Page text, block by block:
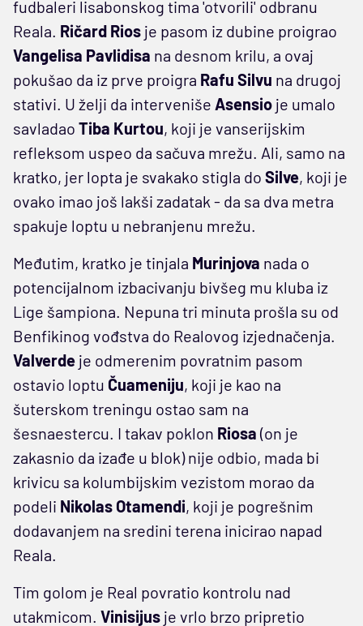
fudbaleri lisabonskog tima 'otvorili' odbranu
Reala. Ričard Rios je pasom iz dubine proigrao
Vangelisa Pavlidisa na desnom krilu, a ovaj
pokušao da iz prve proigra Rafu Silvu na drugoj
stativi. U želji da interveniše Asensio je umalo
savladao Tiba Kurtou, koji je vanserijskim
refleksom uspeo da sačuva mrežu. Ali, samo na
kratko, jer lopta je svakako stigla do Silve, koji je
ovako imao još lakši zadatak - da sa dva metra
spakuje loptu u nebranjenu mrežu.
Međutim, kratko je tinjala Murinjova nada o
potencijalnom izbacivanju bivšeg mu kluba iz
Lige šampiona. Nepuna tri minuta prošla su od
Benfikinog vođstva do Realovog izjednačenja.
Valverde je odmerenim povratnim pasom
ostavio loptu Čuameniju, koji je kao na
šuterskom treningu ostao sam na
šesnaestercu. I takav poklon Riosa (on je
zakasnio da izađe u blok) nije odbio, mada bi
krivicu sa kolumbijskim vezistom morao da
podeli Nikolas Otamendi, koji je pogrešnim
dodavanjem na sredini terena inicirao napad
Reala.
Tim golom je Real povratio kontrolu nad
utakmicom. Vinisijus je vrlo brzo pripretio